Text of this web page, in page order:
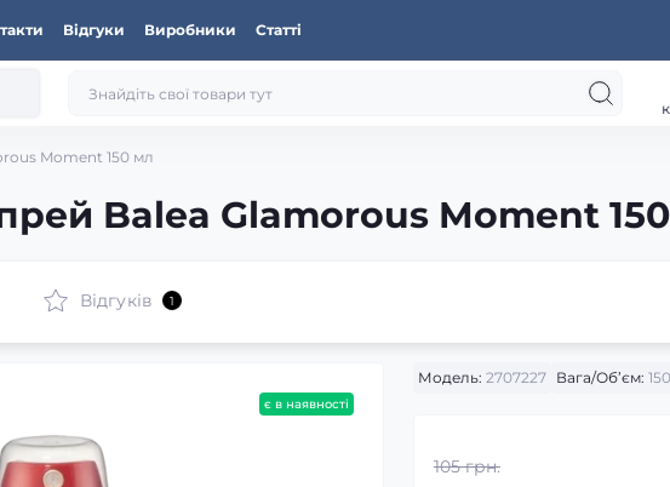
Відгуки Виробники Статті
Moment 150 мл
Balea Glamorous Moment
Відгуків 1
є в наявності
Модель: 2707227 Вага/Об’єм:
105 грн.